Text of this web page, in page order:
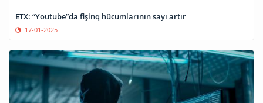
ETX: “Youtube”da fişinq hücumlarının sayı artır
17-01-2025